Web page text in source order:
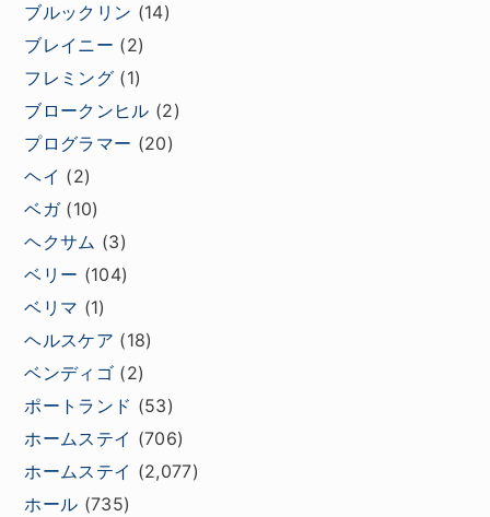
ブルックリン (14)
ブレイニー (2)
フレミング (1)
ブロークンヒル (2)
プログラマー (20)
ヘイ (2)
ベガ(10)
ヘクサム (3)
ベリー (104)
ベリマ (1)
ヘルスケア (18)
ベンディゴ (2)
ポートランド (53)
ホームステイ (706)
ホームステイ (2,077)
ホール (735)